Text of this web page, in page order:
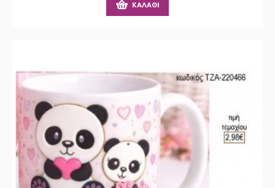
ΚΑΛΆΘΙ